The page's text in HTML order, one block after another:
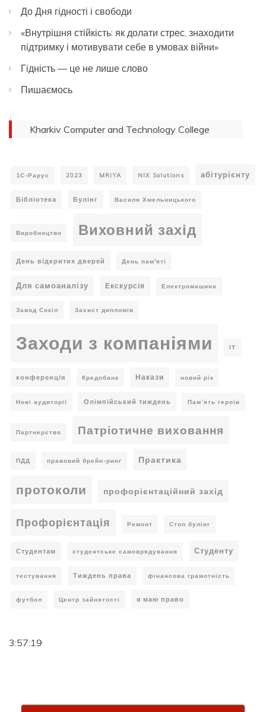
До Дня гідності і свободи
«Внутрішня стійкість: як долати стрес, знаходити
підтримку і мотивувати себе в умовах війни»
Гідність — це не лише слово
Пишаємось
Kharkiv Computer and Technology College
1С-Рарус 2023 MRIYA NIX Solutions абітурієнту
Бібліотека Булінг Василя Хмельницького
Виробництво Виховний захід
День відкритих дверей День пам'яті
Для самоаналізу Екскурсія Електромашина
Завод Сокіл Захист дипломів
Заходи з компаніями ІТ
конференція Кредобанк Накази новий рік
Нові аудиторії Олімпійський тиждень Пам’ять героїв
Партнерство Патріотичне виховання
ПДД правовий брейн-ринг Практика
протоколи профорієнтаційний захід
Профорієнтація Ремонт Стоп булінг
Студентам студентське самоврядування Студенту
тестування Тиждень права фінансова грамотність
футбол Центр зайнятості я маю право
3:57:20